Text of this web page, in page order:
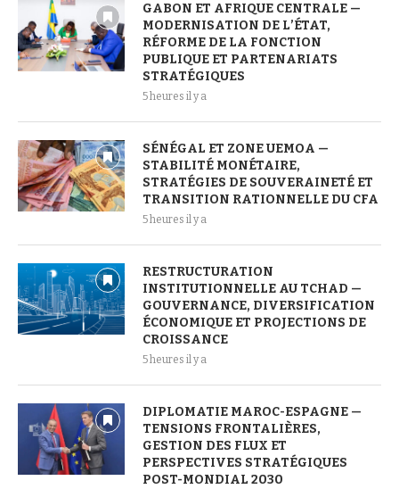
GABON ET AFRIQUE CENTRALE —
MODERNISATION DE L’ÉTAT,
RÉFORME DE LA FONCTION
PUBLIQUE ET PARTENARIATS
STRATÉGIQUES
5 heures il y a
SÉNÉGAL ET ZONE UEMOA —
STABILITÉ MONÉTAIRE,
STRATÉGIES DE SOUVERAINETÉ ET
TRANSITION RATIONNELLE DU CFA
5 heures il y a
RESTRUCTURATION
INSTITUTIONNELLE AU TCHAD —
GOUVERNANCE, DIVERSIFICATION
ÉCONOMIQUE ET PROJECTIONS DE
CROISSANCE
5 heures il y a
DIPLOMATIE MAROC-ESPAGNE —
TENSIONS FRONTALIÈRES,
GESTION DES FLUX ET
PERSPECTIVES STRATÉGIQUES
POST-MONDIAL 2030